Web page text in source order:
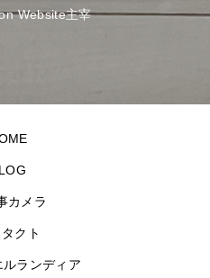
Website主宰
カメラ
クト
ランディア